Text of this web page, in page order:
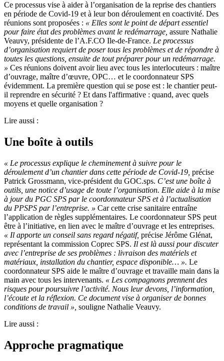
Ce processus vise à aider à l’organisation de la reprise des chantiers
en période de Covid-19 et à leur bon déroulement en coactivité. Des
réunions sont proposées : « Elles sont le point de départ essentiel
pour faire état des problèmes avant le redémarrage, assure Nathalie
Veauvy, présidente de l’A.F.CO Ile-de-France. Le processus
d’organisation requiert de poser tous les problèmes et de répondre à
toutes les questions, ensuite de tout préparer pour un redémarrage.
» Ces réunions doivent avoir lieu avec tous les interlocuteurs : maître
d’ouvrage, maître d’œuvre, OPC… et le coordonnateur SPS
évidemment. La première question qui se pose est : le chantier peut-
il reprendre en sécurité ? Et dans l'affirmative : quand, avec quels
moyens et quelle organisation ?
Lire aussi :
Une boîte à outils
« Le processus explique le cheminement à suivre pour le
déroulement d’un chantier dans cette période de Covid-19, précise
Patrick Grossmann, vice-président du GOC.sps. C’est une boîte à
outils, une notice d’usage de toute l’organisation. Elle aide à la mise
à jour du PGC SPS par le coordonnateur SPS et à l’actualisation
du PPSPS par l’entreprise. » Car cette crise sanitaire entraîne
l’application de règles supplémentaires. Le coordonnateur SPS peut
être à l’initiative, en lien avec le maître d’ouvrage et les entreprises.
« Il apporte un conseil sans regard négatif, précise Jérôme Glénat,
représentant la commission Coprec SPS. Il est là aussi pour discuter
avec l’entreprise de ses problèmes : livraison des matériels et
matériaux, installation du chantier, espace disponible… ». Le
coordonnateur SPS aide le maître d’ouvrage et travaille main dans la
main avec tous les intervenants. « Les compagnons prennent des
risques pour poursuivre l’activité. Nous leur devons, l’information,
l’écoute et la réflexion. Ce document vise à organiser de bonnes
conditions de travail », souligne Nathalie Veauvy.
Lire aussi :
Approche pragmatique